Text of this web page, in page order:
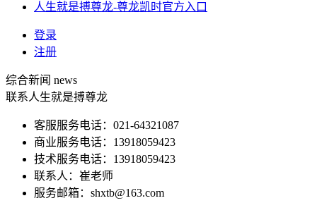
人生就是搏尊龙-尊龙凯时官方入口
登录
注册
综合新闻 news
联系人生就是搏尊龙
客服服务电话：021-64321087
商业服务电话：13918059423
技术服务电话：13918059423
联系人：崔老师
服务邮箱： shxtb@163.com